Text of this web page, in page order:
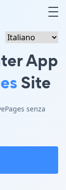
App
Site
senza